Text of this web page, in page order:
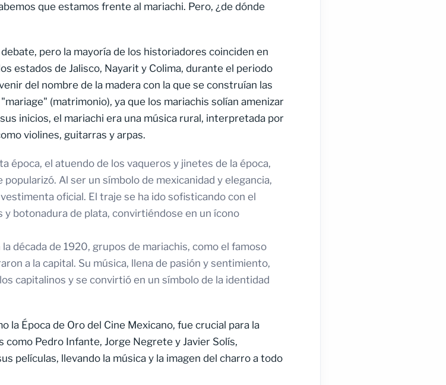
que estamos frente al mariachi. Pero, ¿de dónde
pero la mayoría de los historiadores coinciden en
estados de Jalisco, Nayarit y Colima, durante el periodo
del nombre de la madera con la que se construían las
(matrimonio), ya que los mariachis solían amenizar
inicios, el mariachi era una música rural, interpretada por
violines, guitarras y arpas.
época, el atuendo de los vaqueros y jinetes de la época,
Al ser un símbolo de mexicanidad y elegancia,
oficial. El traje se ha ido sofisticando con el
botonadura de plata, convirtiéndose en un ícono
la década de 1920, grupos de mariachis, como el famoso
a la capital. Su música, llena de pasión y sentimiento,
capitalinos y se convirtió en un símbolo de la identidad
la Época de Oro del Cine Mexicano, fue crucial para la
Pedro Infante, Jorge Negrete y Javier Solís,
películas, llevando la música y la imagen del charro a todo